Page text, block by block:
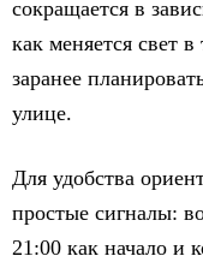
сокращается в
как меняется свет
заранее
улице.
Для удобства
простые сигналы:
21:00 как начало и